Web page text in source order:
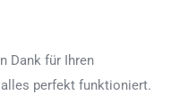
Dank für Ihren
perfekt funktioniert.